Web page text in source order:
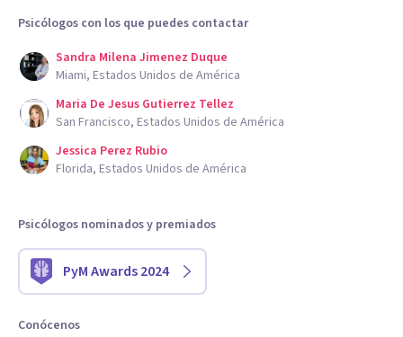
Psicólogos con los que puedes contactar
Sandra Milena Jimenez Duque
Miami, Estados Unidos de América
Maria De Jesus Gutierrez Tellez
San Francisco, Estados Unidos de América
Jessica Perez Rubio
Florida, Estados Unidos de América
Psicólogos nominados y premiados
PyM Awards 2024
Conócenos